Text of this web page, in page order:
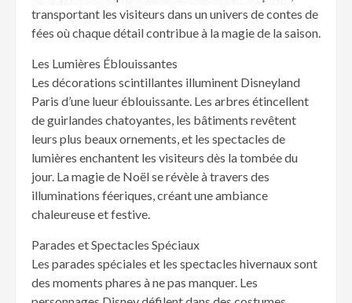
transportant les visiteurs dans un univers de contes de
fées où chaque détail contribue à la magie de la saison.
Les Lumières Éblouissantes
Les décorations scintillantes illuminent Disneyland
Paris d’une lueur éblouissante. Les arbres étincellent
de guirlandes chatoyantes, les bâtiments revêtent
leurs plus beaux ornements, et les spectacles de
lumières enchantent les visiteurs dès la tombée du
jour. La magie de Noël se révèle à travers des
illuminations féeriques, créant une ambiance
chaleureuse et festive.
Parades et Spectacles Spéciaux
Les parades spéciales et les spectacles hivernaux sont
des moments phares à ne pas manquer. Les